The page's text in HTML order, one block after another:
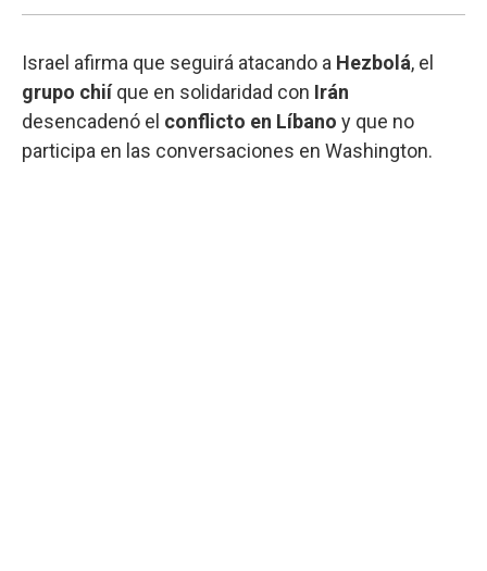
Israel afirma que seguirá atacando a Hezbolá, el
grupo chiíque en solidaridad con Irán
desencadenó el conflicto en Líbano y que no
participa en las conversaciones en Washington.